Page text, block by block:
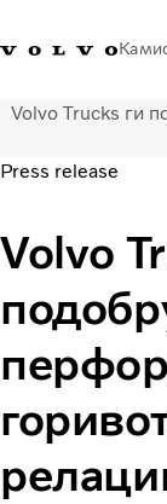
Volvo Trucks -
Камиони
Услуги
Локатор на дилери
News
За нас
Volvo Truck Builder
Контактирајте нѐ
Volvo Trucks ги
Press release
Volvo